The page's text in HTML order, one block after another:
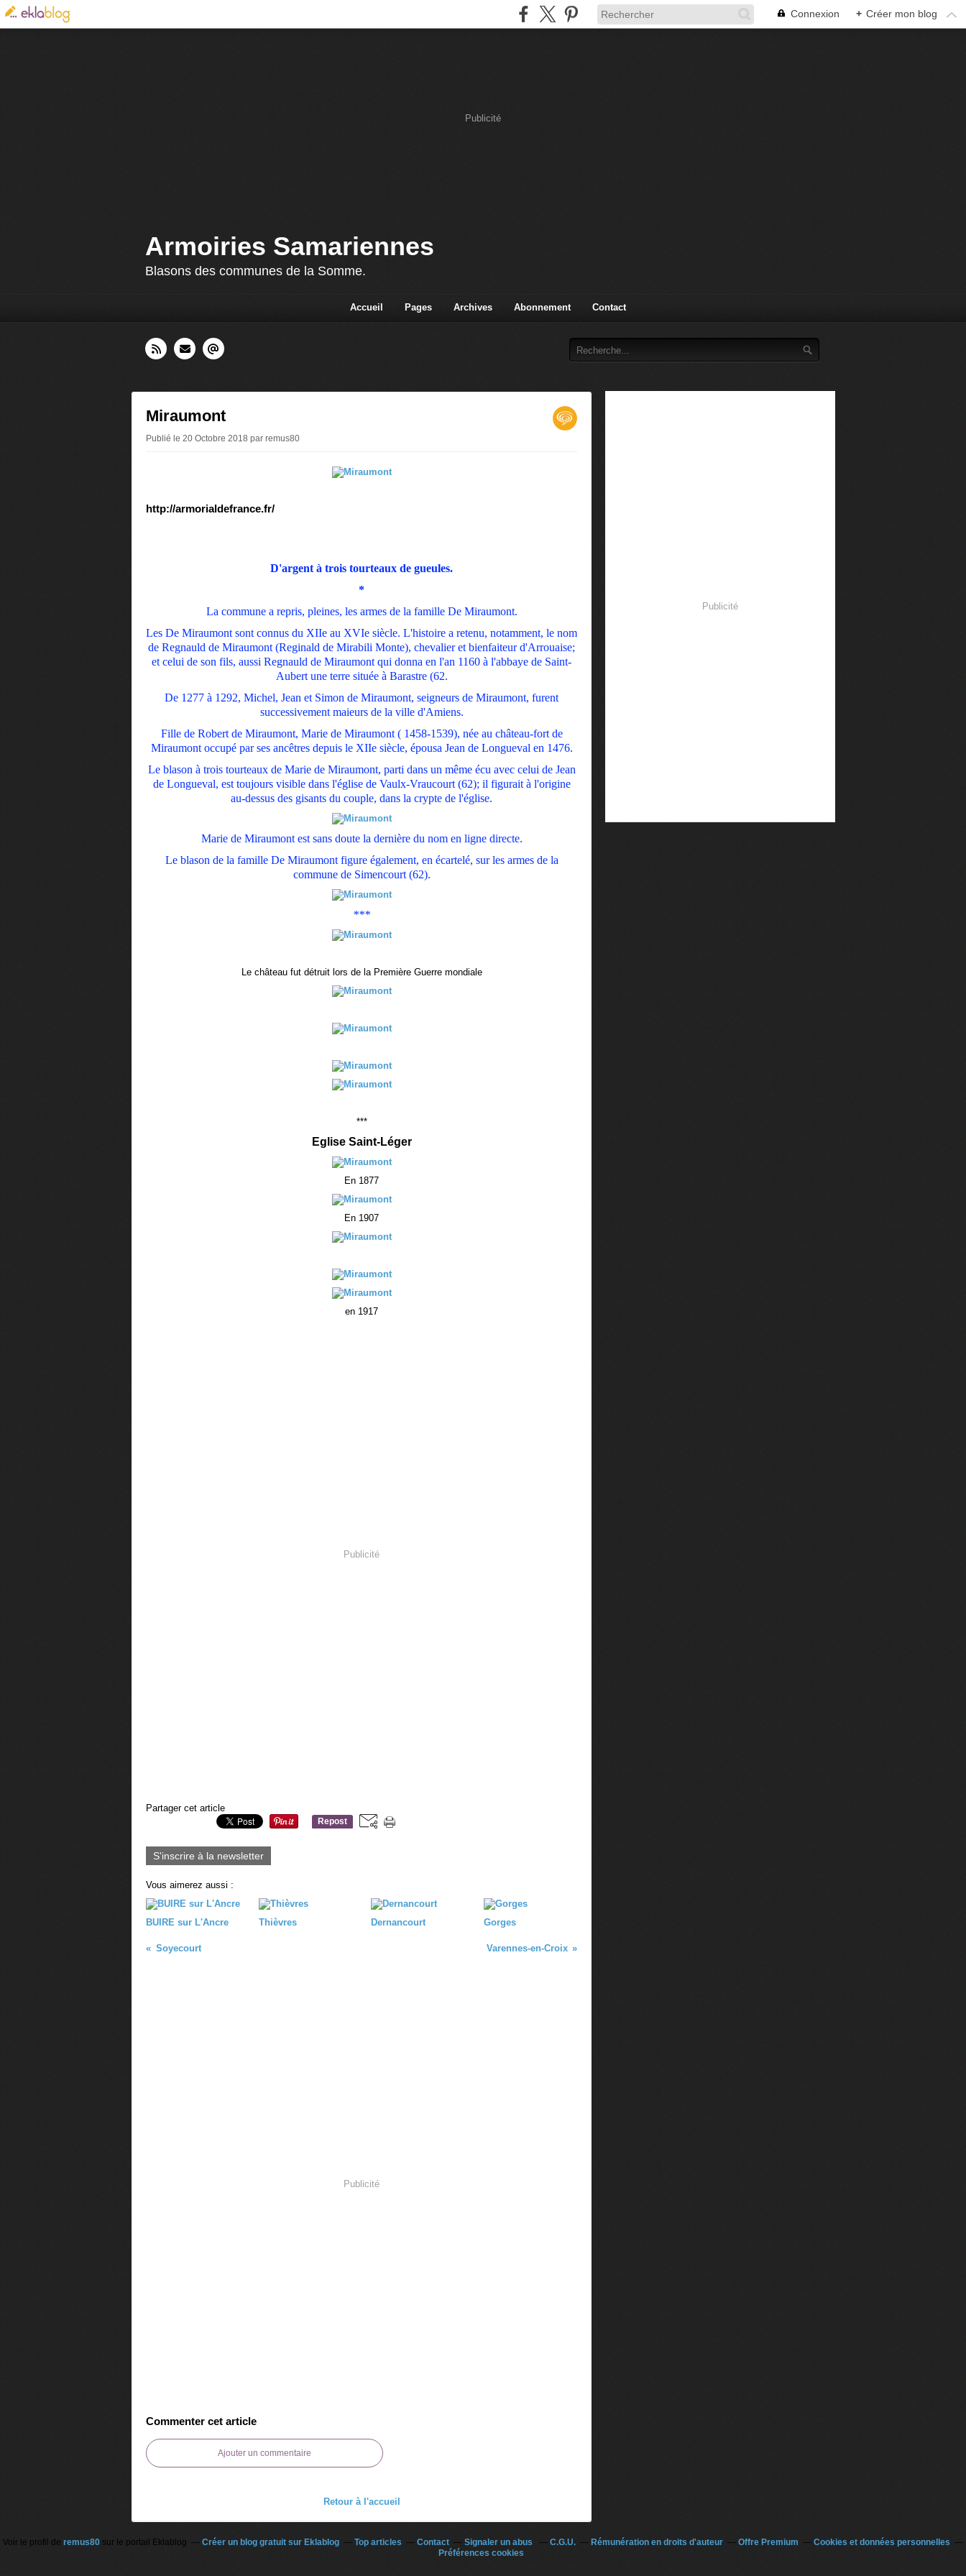
Connexion + Créer mon blog
Publicité
Armoiries Samariennes
Blasons des communes de la Somme.
Accueil Pages Archives Abonnement Contact
Miraumont
Publié le 20 Octobre 2018 par remus80
http://armorialdefrance.fr/
D'argent à trois tourteaux de gueules.
*
La commune a repris, pleines, les armes de la famille De Miraumont.
Les De Miraumont sont connus du XIIe au XVIe siècle. L'histoire a retenu, notamment, le nom
de Regnauld de Miraumont (Reginald de Mirabili Monte), chevalier et bienfaiteur d'Arrouaise;
et celui de son fils, aussi Regnauld de Miraumont qui donna en l'an 1160 à l'abbaye de Saint-
Aubert une terre située à Barastre (62.
De 1277 à 1292, Michel, Jean et Simon de Miraumont, seigneurs de Miraumont, furent
successivement maieurs de la ville d'Amiens.
Fille de Robert de Miraumont, Marie de Miraumont ( 1458-1539), née au château-fort de
Miraumont occupé par ses ancêtres depuis le XIIe siècle, épousa Jean de Longueval en 1476.
Le blason à trois tourteaux de Marie de Miraumont, parti dans un même écu avec celui de Jean
de Longueval, est toujours visible dans l'église de Vaulx-Vraucourt (62); il figurait à l'origine
au-dessus des gisants du couple, dans la crypte de l'église.
Marie de Miraumont est sans doute la dernière du nom en ligne directe.
Le blason de la famille De Miraumont figure également, en écartelé, sur les armes de la
commune de Simencourt (62).
***
Le château fut détruit lors de la Première Guerre mondiale
***
Eglise Saint-Léger
En 1877
En 1907
en 1917
Publicité
Partager cet article
Repost
S'inscrire à la newsletter
Vous aimerez aussi :
BUIRE sur L'Ancre Thièvres Dernancourt Gorges
Soyecourt Varennes-en-Croix
Publicité
Commenter cet article
Ajouter un commentaire
Retour à l'accueil
Publicité
Voir le profil de remus80 sur le portail Eklablog Créer un blog gratuit sur Eklablog Top articles Contact Signaler un abus C.G.U. Rémunération en droits d'auteur Offre Premium
Cookies et données personnelles
Préférences cookies